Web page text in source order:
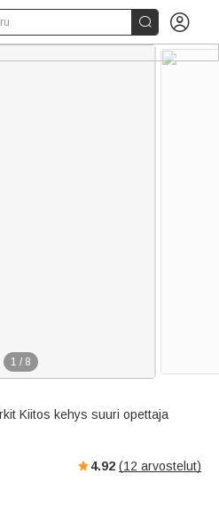
 
1 / 8
Kiitos kehys suuri opettaja
4.92 (12 arvostelut)